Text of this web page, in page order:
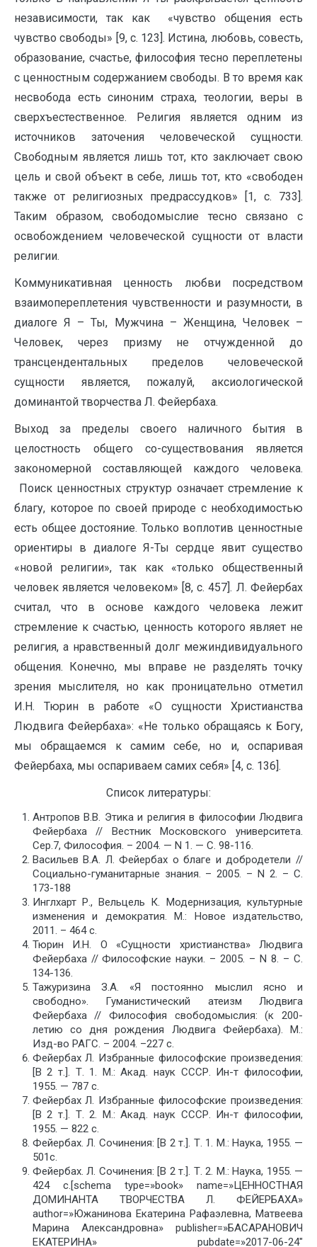
независимости, так как «чувство общения есть
чувство свободы» [9, с. 123]. Истина, любовь, совесть,
образование, счастье, философия тесно переплетены
с ценностным содержанием свободы. В то время как
несвобода есть синоним страха, теологии, веры в
сверхъестественное. Религия является одним из
источников заточения человеческой сущности.
Свободным является лишь тот, кто заключает свою
цель и свой объект в себе, лишь тот, кто «свободен
также от религиозных предрассудков» [1, с. 733].
Таким образом, свободомыслие тесно связано с
освобождением человеческой сущности от власти
религии.
Коммуникативная ценность любви посредством
взаимопереплетения чувственности и разумности, в
диалоге Я – Ты, Мужчина – Женщина, Человек –
Человек, через призму не отчужденной до
трансцендентальных пределов человеческой
сущности является, пожалуй, аксиологической
доминантой творчества Л. Фейербаха.
Выход за пределы своего наличного бытия в
целостность общего со-существования является
закономерной составляющей каждого человека.
Поиск ценностных структур означает стремление к
благу, которое по своей природе с необходимостью
есть общее достояние. Только воплотив ценностные
ориентиры в диалоге Я-Ты сердце явит существо
«новой религии», так как «только общественный
человек является человеком» [8, с. 457]. Л. Фейербах
считал, что в основе каждого человека лежит
стремление к счастью, ценность которого являет не
религия, а нравственный долг межиндивидуального
общения. Конечно, мы вправе не разделять точку
зрения мыслителя, но как проницательно отметил
И.Н. Тюрин в работе «О сущности Христианства
Людвига Фейербаха»: «Не только обращаясь к Богу,
мы обращаемся к самим себе, но и, оспаривая
Фейербаха, мы оспариваем самих себя» [4, с. 136].
Список литературы:
Антропов В.В. Этика и религия в философии Людвига
Фейербаха // Вестник Московского университета.
Сер.7, Философия. – 2004. — N 1. — С. 98-116.
Васильев В.А. Л. Фейербах о благе и добродетели //
Социально-гуманитарные знания. – 2005. – N 2. – С.
173-188
Инглхарт Р., Вельцель К. Модернизация, культурные
изменения и демократия. М.: Новое издательство,
2011. – 464 с.
Тюрин И.Н. О «Сущности христианства» Людвига
Фейербаха // Философские науки. – 2005. – N 8. – С.
134-136.
Тажуризина З.А. «Я постоянно мыслил ясно и
свободно». Гуманистический атеизм Людвига
Фейербаха // Философия свободомыслия: (к 200-
летию со дня рождения Людвига Фейербаха). М.:
Изд-во РАГС. – 2004. –227 с.
Фейербах Л. Избранные философские произведения:
[В 2 т.]. Т. 1. М.: Акад. наук СССР. Ин-т философии,
1955. — 787 с.
Фейербах Л. Избранные философские произведения:
[В 2 т.]. Т. 2. М.: Акад. наук СССР. Ин-т философии,
1955. — 822 с.
Фейербах. Л. Сочинения: [В 2 т.]. Т. 1. М.: Наука, 1955. —
501с.
Фейербах. Л. Сочинения: [В 2 т.]. Т. 2. М.: Наука, 1955. —
424 с.[schema type=»book» name=»ЦЕННОСТНАЯ
ДОМИНАНТА ТВОРЧЕСТВА Л. ФЕЙЕРБАХА»
author=»Южанинова Екатерина Рафаэлевна, Матвеева
Марина Александровна» publisher=»БАСАРАНОВИЧ
ЕКАТЕРИНА» pubdate=»2017-06-24″